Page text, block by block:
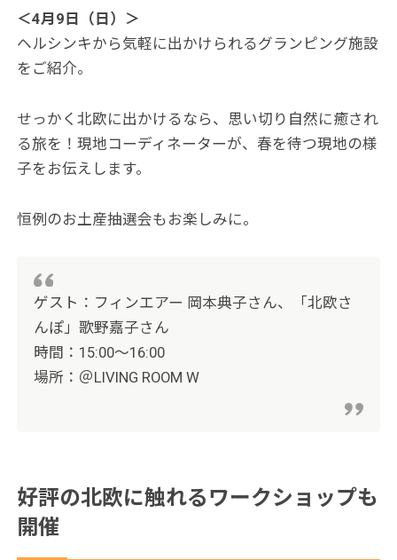
＜4月9日（日）＞
ヘルシンキから気軽に出かけられるグランピング施設
をご紹介。
せっかく北欧に出かけるなら、思い切り自然に癒され
る旅を！現地コーディネーターが、春を待つ現地の様
子をお伝えします。
恒例のお土産抽選会もお楽しみに。
ゲスト：フィンエアー 岡本典子さん、「北欧さ
んぽ」歌野嘉子さん
時間：15:00～16:00
場所：＠LIVING ROOM W
好評の北欧に触れるワークショップも
開催